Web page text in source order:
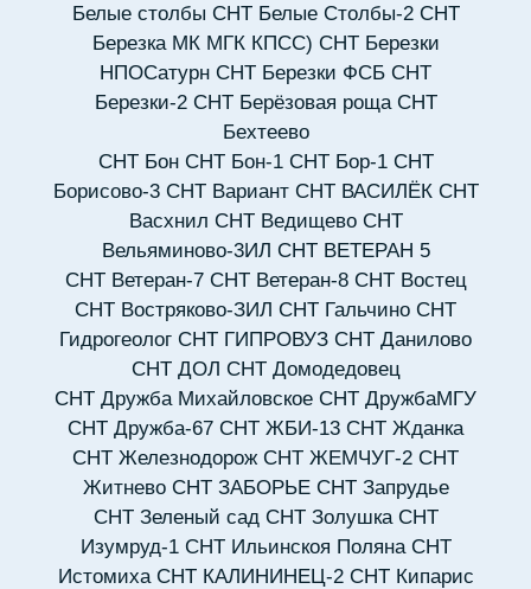
Белые столбы СНТ Белые Столбы-2 СНТ
Березка МК МГК КПСС) СНТ Березки
НПОСатурн СНТ Березки ФСБ СНТ
Березки-2 СНТ Берёзовая роща СНТ
Бехтеево
СНТ Бон СНТ Бон-1 СНТ Бор-1 СНТ
Борисово-3 СНТ Вариант СНТ ВАСИЛЁК СНТ
Васхнил СНТ Ведищево СНТ
Вельяминово-3ИЛ СНТ ВЕТЕРАН 5
СНТ Ветеран-7 СНТ Ветеран-8 СНТ Востец
СНТ Востряково-ЗИЛ СНТ Гальчино СНТ
Гидрогеолог СНТ ГИПРОВУЗ СНТ Данилово
СНТ ДОЛ СНТ Домодедовец
СНТ Дружба Михайловское СНТ ДружбаМГУ
СНТ Дружба-67 СНТ ЖБИ-13 СНТ Жданка
СНТ Железнодорож СНТ ЖЕМЧУГ-2 СНТ
Житнево СНТ ЗАБОРЬЕ СНТ Запрудье
СНТ Зеленый сад СНТ Золушка СНТ
Изумруд-1 СНТ Ильинскоя Поляна СНТ
Истомиха СНТ КАЛИНИНЕЦ-2 СНТ Кипарис